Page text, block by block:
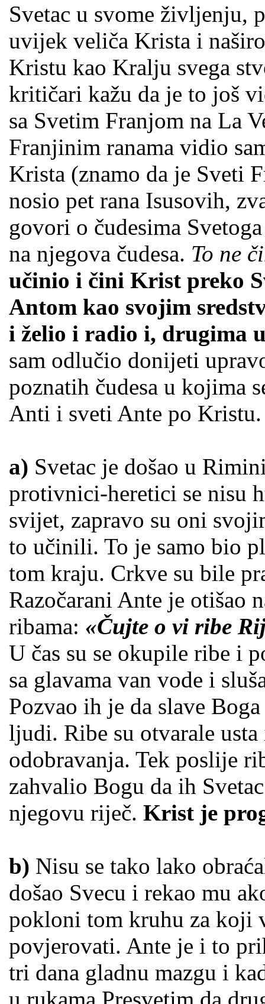
Svetac u svome življenju,
uvijek veliča Krista i
Kristu kao Kralju svega
kritičari kažu da je to još
sa Svetim Franjom na La
Franjinim ranama vidio
Krista (znamo da je Sveti
nosio pet rana Isusovih,
govori o čudesima
na njegova čudesa. To ne
učinio i čini Krist preko
Antom kao svojim
i želio i radio i, drugima
sam odlučio donijeti
poznatih čudesa u kojima
Anti i sveti Ante po Kristu.
a) Svetac je došao u
protivnici-heretici se nisu
svijet, zapravo su oni
to učinili. To je samo bio
tom kraju. Crkve su bile
Razočarani Ante je otišao
ribama: «Čujte o vi ribe
U čas su se okupile ribe i
sa glavama van vode i
Pozvao ih je da slave
ljudi. Ribe su otvarale
odobravanja. Tek poslije
zahvalio Bogu da ih
njegovu riječ. Krist je
b) Nisu se tako lako
došao Svecu i rekao mu
pokloni tom kruhu za koji
povjerovati. Ante je i to
tri dana gladnu mazgu i
u rukama Presvetim da